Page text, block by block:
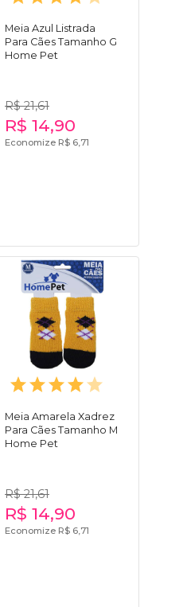
Meia Azul Listrada
Para Cães Tamanho G
Home Pet
R$ 21,61
R$ 14,90
Economize R$ 6,71
Meia Amarela Xadrez
Para Cães Tamanho M
Home Pet
R$ 21,61
R$ 14,90
Economize R$ 6,71